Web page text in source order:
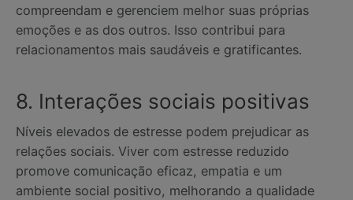
compreendam e gerenciem melhor suas próprias
emoções e as dos outros. Isso contribui para
relacionamentos mais saudáveis ​​e gratificantes.
8. Interações sociais positivas
Níveis elevados de estresse podem prejudicar as
relações sociais. Viver com estresse reduzido
promove comunicação eficaz, empatia e um
ambiente social positivo, melhorando a qualidade